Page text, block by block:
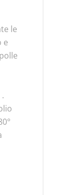
le
e